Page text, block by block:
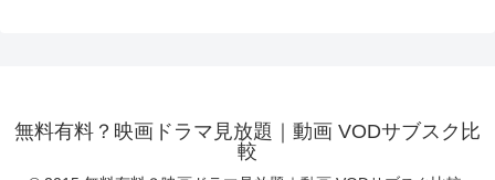
無料有料？映画ドラマ見放題｜動画 VODサブスク比
較